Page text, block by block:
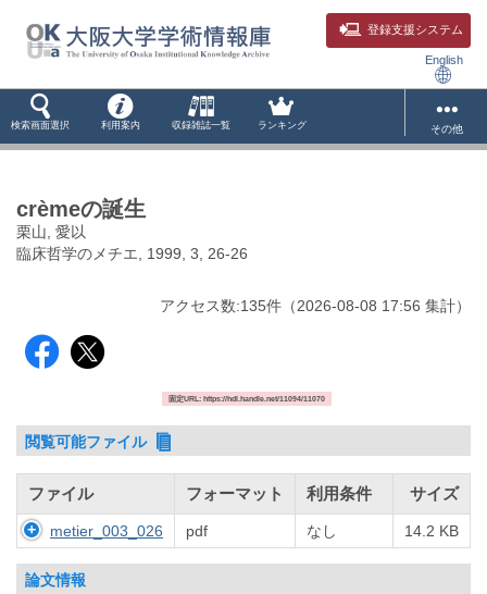
登録支援システム
English
検索画面選択 利用案内 収録雑誌一覧 ランキング その他
crèmeの誕生
栗山, 愛以
臨床哲学のメチエ, 1999, 3, 26-26
アクセス数:135件 （2026-08-08 17:56 集計）
固定URL: https://hdl.handle.net/11094/11070
閲覧可能ファイル
ファイル フォーマット 利用条件 サイズ
metier_003_026 pdf なし 14.2 KB
論文情報